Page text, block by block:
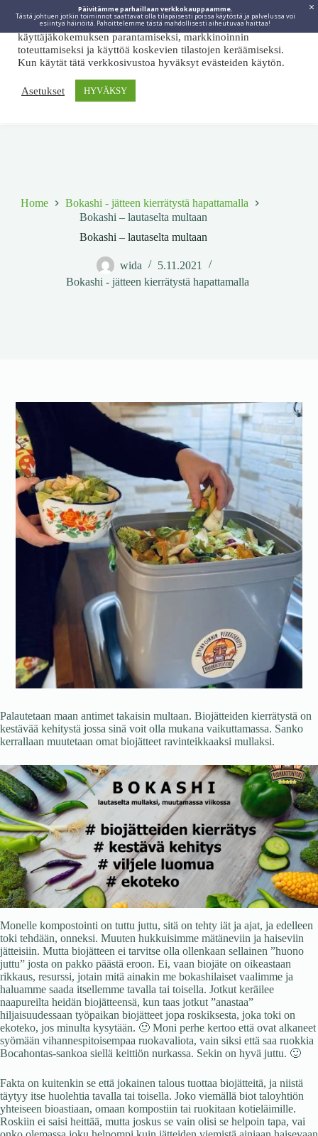
Päivitämme parhaillaan verkkokauppaamme.
Tästä johtuen jotkin toiminnot saattavat olla tilapäisesti poissa käytöstä ja palvelussa voi
esiintyä häiriöitä. Pahoittelemme tästä mahdollisesti aiheutuvaa haittaa!
Home
Bokashi - jätteen kierrätystä hapattamalla
Bokashi – lautaselta multaan
Bokashi – lautaselta multaan
wida
5.11.2021
Bokashi - jätteen kierrätystä hapattamalla
Palautetaan maan antimet takaisin multaan. Biojätteiden kierrätystä on
kestävää kehitystä jossa sinä voit olla mukana vaikuttamassa. Sanko
kerrallaan muutetaan omat biojätteet ravinteikkaaksi mullaksi.
Monelle kompostointi on tuttu juttu, sitä on tehty iät ja ajat, ja edelleen
toki tehdään, onneksi. Muuten hukkuisimme mätäneviin ja haiseviin
jätteisiin. Mutta biojätteen ei tarvitse olla ollenkaan sellainen ”huono
juttu” josta on pakko päästä eroon. Ei, vaan biojäte on oikeastaan
rikkaus, resurssi, jotain mitä ainakin me bokashilaiset vaalimme ja
haluamme saada itsellemme tavalla tai toisella. Jotkut keräilee
naapureilta heidän biojätteensä, kun taas jotkut ”anastaa”
hiljaisuudessaan työpaikan biojätteet jopa roskiksesta, joka toki on
ekoteko, jos minulta kysytään. 🙂 Moni perhe kertoo että ovat alkaneet
syömään vihannespitoisempaa ruokavaliota, vain siksi että saa ruokkia
Bocahontas-sankoa siellä keittiön nurkassa. Sekin on hyvä juttu. 🙂
Fakta on kuitenkin se että jokainen talous tuottaa biojätteitä, ja niistä
täytyy itse huolehtia tavalla tai toisella. Joko viemällä biot taloyhtiön
yhteiseen bioastiaan, omaan kompostiin tai ruokitaan kotieläimille.
Roskiin ei saisi heittää, mutta joskus se vain olisi se helpoin tapa, vai
Viidakkotohtori.fi käyttää internetpalveluissaan evästeitä
käyttäjäkokemuksen parantamiseksi, markkinoinnin
toteuttamiseksi ja käyttöä koskevien tilastojen keräämiseksi.
Kun käytät tätä verkkosivustoa hyväksyt evästeiden käytön.
Asetukset HYVÄKSY